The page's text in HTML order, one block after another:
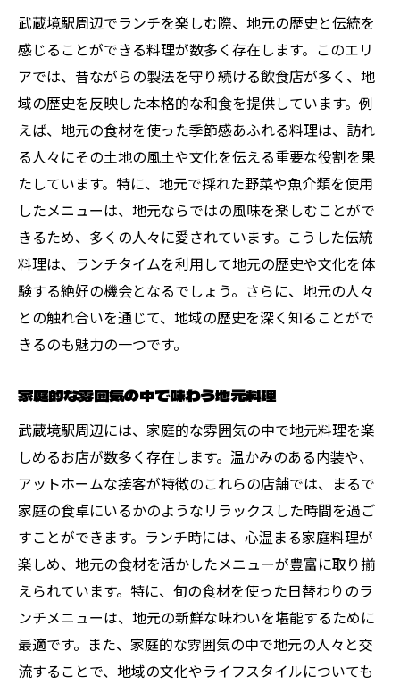
武蔵境駅周辺でランチを楽しむ際、地元の歴史と伝統を
感じることができる料理が数多く存在します。このエリ
アでは、昔ながらの製法を守り続ける飲食店が多く、地
域の歴史を反映した本格的な和食を提供しています。例
えば、地元の食材を使った季節感あふれる料理は、訪れ
る人々にその土地の風土や文化を伝える重要な役割を果
たしています。特に、地元で採れた野菜や魚介類を使用
したメニューは、地元ならではの風味を楽しむことがで
きるため、多くの人々に愛されています。こうした伝統
料理は、ランチタイムを利用して地元の歴史や文化を体
験する絶好の機会となるでしょう。さらに、地元の人々
との触れ合いを通じて、地域の歴史を深く知ることがで
きるのも魅力の一つです。
家庭的な雰囲気の中で味わう地元料理
武蔵境駅周辺には、家庭的な雰囲気の中で地元料理を楽
しめるお店が数多く存在します。温かみのある内装や、
アットホームな接客が特徴のこれらの店舗では、まるで
家庭の食卓にいるかのようなリラックスした時間を過ご
すことができます。ランチ時には、心温まる家庭料理が
楽しめ、地元の食材を活かしたメニューが豊富に取り揃
えられています。特に、旬の食材を使った日替わりのラ
ンチメニューは、地元の新鮮な味わいを堪能するために
最適です。また、家庭的な雰囲気の中で地元の人々と交
流することで、地域の文化やライフスタイルについても